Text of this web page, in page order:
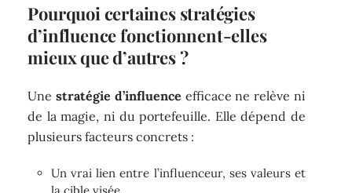
Pourquoi certaines stratégies
d’influence fonctionnent-elles
mieux que d’autres ?
Unestratégie d’influence efficace ne relève ni
de la magie, ni du portefeuille. Elle dépend de
plusieurs facteurs concrets :
Un vrai lien entre l’influenceur, ses valeurs et